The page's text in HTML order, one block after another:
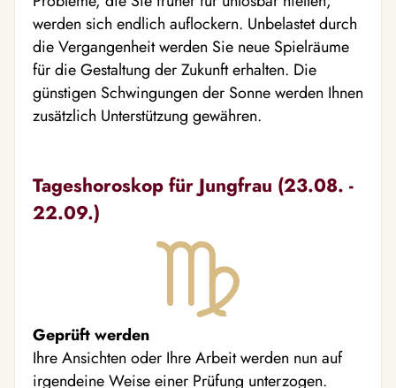
werden sich endlich auflockern. Unbelastet durch
die Vergangenheit werden Sie neue Spielräume
für die Gestaltung der Zukunft erhalten. Die
günstigen Schwingungen der Sonne werden Ihnen
zusätzlich Unterstützung gewähren.
Tageshoroskop für Jungfrau (23.08. -
22.09.)
Geprüft werden
Ihre Ansichten oder Ihre Arbeit werden nun auf
irgendeine Weise einer Prüfung unterzogen.